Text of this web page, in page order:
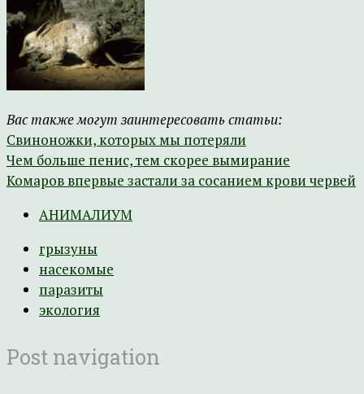
Вас также могут заинтересовать статьи:
Свиноножки, которых мы потеряли
Чем больше пенис, тем скорее вымирание
Комаров впервые застали за сосанием крови червей
АНИМАЛИУМ
грызуны
насекомые
паразиты
экология
Post navigation